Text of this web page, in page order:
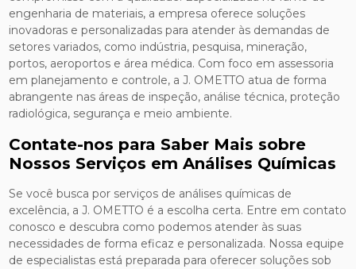
engenharia de materiais, a empresa oferece soluções
inovadoras e personalizadas para atender às demandas de
setores variados, como indústria, pesquisa, mineração,
portos, aeroportos e área médica. Com foco em assessoria
em planejamento e controle, a J. OMETTO atua de forma
abrangente nas áreas de inspeção, análise técnica, proteção
radiológica, segurança e meio ambiente.
Contate-nos para Saber Mais sobre
Nossos Serviços em Análises Químicas
Se você busca por serviços de análises químicas de
excelência, a J. OMETTO é a escolha certa. Entre em contato
conosco e descubra como podemos atender às suas
necessidades de forma eficaz e personalizada. Nossa equipe
de especialistas está preparada para oferecer soluções sob